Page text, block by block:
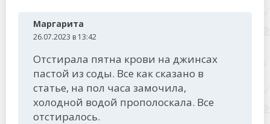
Маргарита
26.07.2023 в 13:42
Отстирала пятна крови на джинсах
пастой из соды. Все как сказано в
статье, на пол часа замочила,
холодной водой прополоскала. Все
отстиралось.